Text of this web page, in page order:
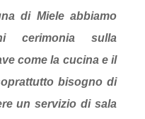
di Miele abbiamo
cerimonia sulla
come la cucina e il
bisogno di
un servizio di sala